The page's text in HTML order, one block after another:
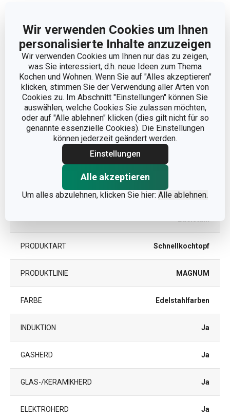
Wir verwenden Cookies um Ihnen
personalisierte Inhalte anzuzeigen
Wir verwenden Cookies um Ihnen nur das zu zeigen,
was Sie interessiert, d.h. neue Ideen zum Thema
Kochen und Wohnen. Wenn Sie auf "Alles akzeptieren"
klicken, stimmen Sie der Verwendung aller Arten von
Cookies zu. Im Abschnitt "Einstellungen" können Sie
auswählen, welche Cookies Sie zulassen möchten,
oder auf "Alle ablehnen" klicken (dies gilt nicht für so
genannte essenzielle Cookies). Die Einstellungen
können jederzeit geändert werden.
Einstellungen
Alle akzeptieren
Um alles abzulehnen, klicken Sie hier: Alle ablehnen.
PRODUKTHÖHE (CM) 26
VOLUMEN (L) 7
PRODUKTLÄNGE (CM) 32
DURCHMESSER (CM) 22
PRODUKTART Schnellkochtopf
PRODUKTLINIE MAGNUM
FARBE Edelstahlfarben
INDUKTION Ja
GASHERD Ja
GLAS-/KERAMIKHERD Ja
ELEKTROHERD Ja